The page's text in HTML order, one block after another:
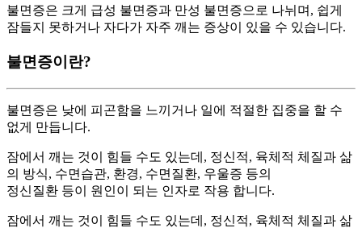
불면증은 크게 급성 불면증과 만성 불면증으로 나뉘며, 쉽게
잠들지 못하거나 자다가 자주 깨는 증상이 있을 수 있습니다.
불면증이란?
불면증은 낮에 피곤함을 느끼거나 일에 적절한 집중을 할 수
없게 만듭니다.
잠에서 깨는 것이 힘들 수도 있는데, 정신적, 육체적 체질과 삶
의 방식, 수면습관, 환경, 수면질환, 우울증 등의
정신질환 등이 원인이 되는 인자로 작용 합니다.
잠에서 깨는 것이 힘들 수도 있는데, 정신적, 육체적 체질과 삶